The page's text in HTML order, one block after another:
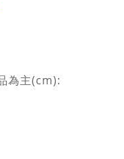
為主(cm):